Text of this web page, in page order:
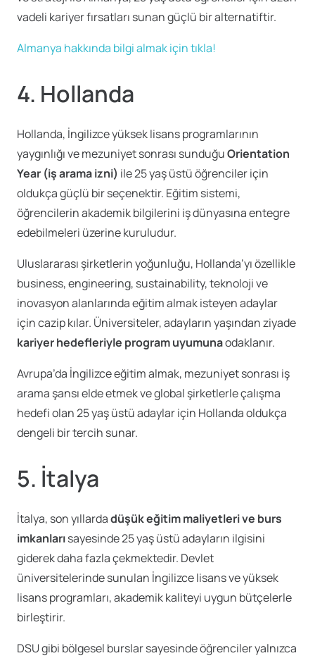
vadeli kariyer fırsatları sunan güçlü bir alternatiftir.
Almanya hakkında bilgi almak için tıkla!
4. Hollanda
Hollanda, İngilizce yüksek lisans programlarının
yaygınlığı ve mezuniyet sonrası sunduğuOrientation
Year (iş arama izni) ile 25 yaş üstü öğrenciler için
oldukça güçlü bir seçenektir. Eğitim sistemi,
öğrencilerin akademik bilgilerini iş dünyasına entegre
edebilmeleri üzerine kuruludur.
Uluslararası şirketlerin yoğunluğu, Hollanda’yı özellikle
business, engineering, sustainability, teknoloji ve
inovasyon alanlarında eğitim almak isteyen adaylar
için cazip kılar. Üniversiteler, adayların yaşından ziyade
kariyer hedefleriyle program uyumunaodaklanır.
Avrupa’da İngilizce eğitim almak, mezuniyet sonrası iş
arama şansı elde etmek ve global şirketlerle çalışma
hedefi olan 25 yaş üstü adaylar için Hollanda oldukça
dengeli bir tercih sunar.
5. İtalya
İtalya, son yıllardadüşük eğitim maliyetleri ve burs
imkanlarısayesinde 25 yaş üstü adayların ilgisini
giderek daha fazla çekmektedir. Devlet
üniversitelerinde sunulan İngilizce lisans ve yüksek
lisans programları, akademik kaliteyi uygun bütçelerle
birleştirir.
DSU gibi bölgesel burslar sayesinde öğrenciler yalnızca